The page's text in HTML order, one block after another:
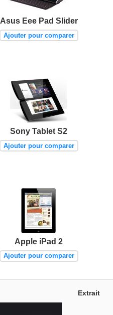
Asus Eee Pad Slider
Ajouter pour comparer
Sony Tablet S2
Ajouter pour comparer
Apple iPad 2
Ajouter pour comparer
Extrait